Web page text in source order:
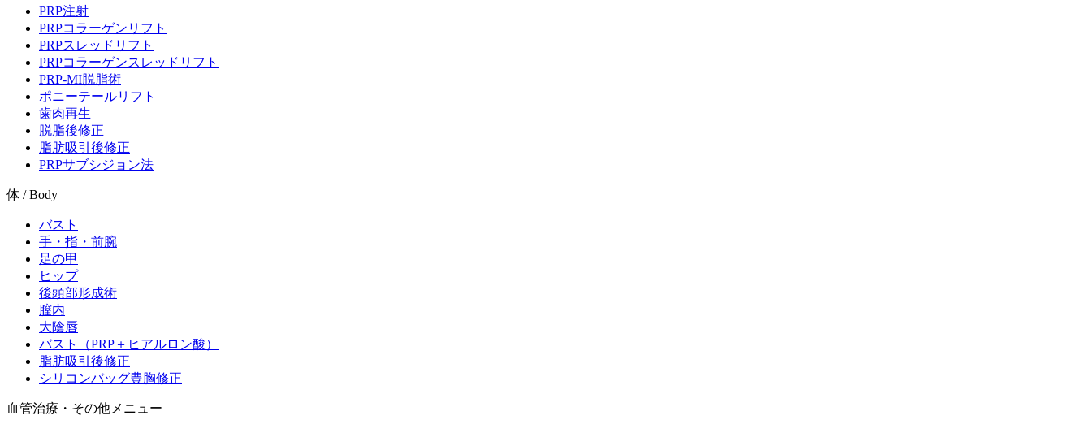
PRP注射
PRPコラーゲンリフト
PRPスレッドリフト
PRPコラーゲンスレッドリフト
PRP-MI脱脂術
ポニーテールリフト
歯肉再生
脱脂後修正
脂肪吸引後修正
PRPサブシジョン法
体 / Body
バスト
手・指・前腕
足の甲
ヒップ
後頭部形成術
膣内
大陰唇
バスト（PRP＋ヒアルロン酸）
脂肪吸引後修正
シリコンバッグ豊胸修正
血管治療・その他メニュー